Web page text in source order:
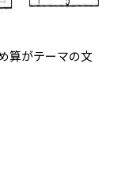
算がテーマの文